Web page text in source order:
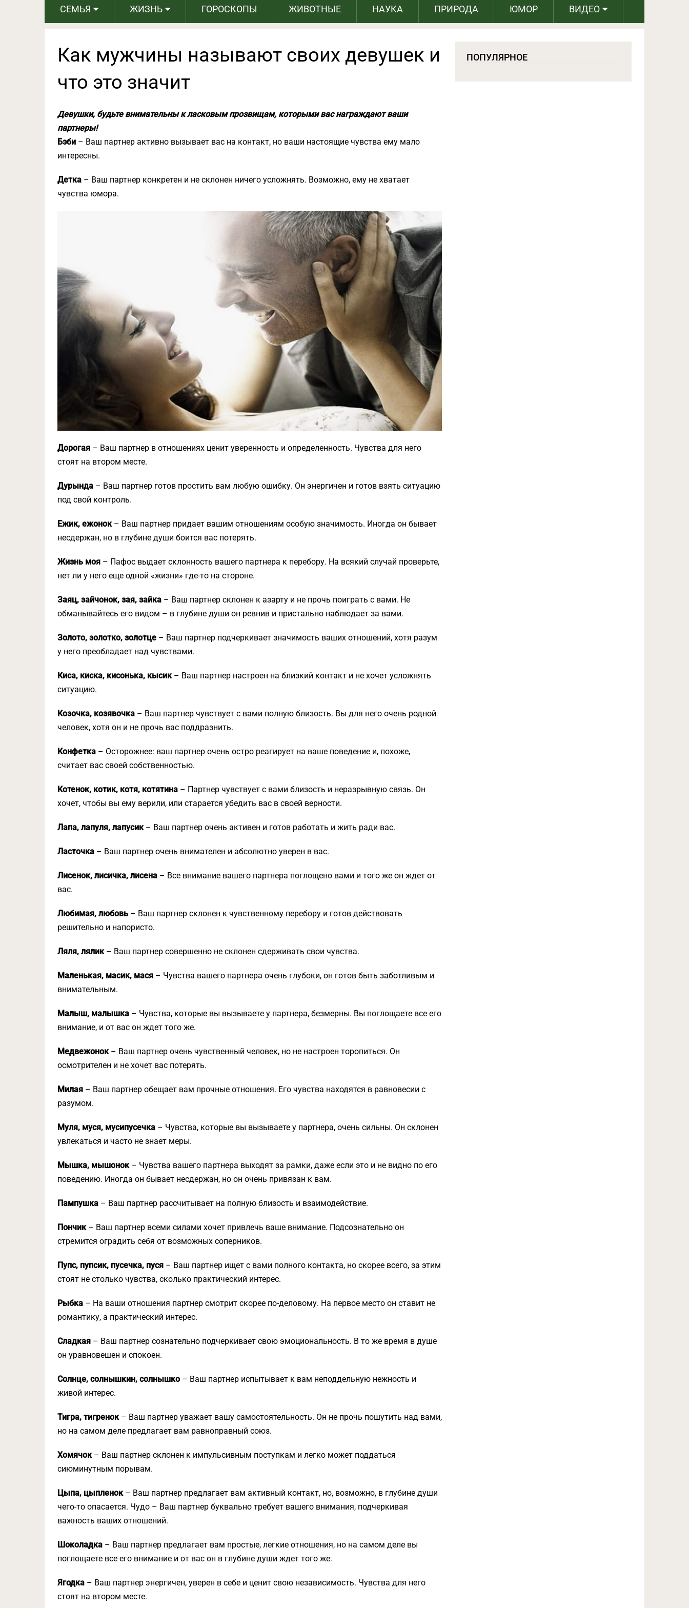
СЕМЬЯ ЖИЗНЬ ГОРОСКОПЫ ЖИВОТНЫЕ НАУКА ПРИРОДА ЮМОР ВИДЕО
Как мужчины называют своих девушек и
что это значит
Девушки, будьте внимательны к ласковым прозвищам, которыми вас награждают ваши
партнеры!
Бэби – Ваш партнер активно вызывает вас на контакт, но ваши настоящие чувства ему мало
интересны.
Детка – Ваш партнер конкретен и не склонен ничего усложнять. Возможно, ему не хватает
чувства юмора.
Дорогая – Ваш партнер в отношениях ценит уверенность и определенность. Чувства для него
стоят на втором месте.
Дурында – Ваш партнер готов простить вам любую ошибку. Он энергичен и готов взять ситуацию
под свой контроль.
Ежик, ежонок– Ваш партнер придает вашим отношениям особую значимость. Иногда он бывает
несдержан, но в глубине души боится вас потерять.
Жизнь моя – Пафос выдает склонность вашего партнера к перебору. На всякий случай проверьте,
нет ли у него еще одной «жизни» где-то на стороне.
Заяц, зайчонок, зая, зайка – Ваш партнер склонен к азарту и не прочь поиграть с вами. Не
обманывайтесь его видом – в глубине души он ревнив и пристально наблюдает за вами.
Золото, золотко, золотце – Ваш партнер подчеркивает значимость ваших отношений, хотя разум
у него преобладает над чувствами.
Киса, киска, кисонька, кысик– Ваш партнер настроен на близкий контакт и не хочет усложнять
ситуацию.
Козочка, козявочка – Ваш партнер чувствует с вами полную близость. Вы для него очень родной
человек, хотя он и не прочь вас поддразнить.
Конфетка – Осторожнее: ваш партнер очень остро реагирует на ваше поведение и, похоже,
считает вас своей собственностью.
Котенок, котик, котя, котятина – Партнер чувствует с вами близость и неразрывную связь. Он
хочет, чтобы вы ему верили, или старается убедить вас в своей верности.
Лапа, лапуля, лапусик– Ваш партнер очень активен и готов работать и жить ради вас.
Ласточка – Ваш партнер очень внимателен и абсолютно уверен в вас.
Лисенок, лисичка, лисена – Все внимание вашего партнера поглощено вами и того же он ждет от
вас.
Любимая, любовь – Ваш партнер склонен к чувственному перебору и готов действовать
решительно и напористо.
Ляля, лялик– Ваш партнер совершенно не склонен сдерживать свои чувства.
Маленькая, масик, мася – Чувства вашего партнера очень глубоки, он готов быть заботливым и
внимательным.
Малыш, малышка – Чувства, которые вы вызываете у партнера, безмерны. Вы поглощаете все его
внимание, и от вас он ждет того же.
Медвежонок– Ваш партнер очень чувственный человек, но не настроен торопиться. Он
осмотрителен и не хочет вас потерять.
Милая – Ваш партнер обещает вам прочные отношения. Его чувства находятся в равновесии с
разумом.
Муля, муся, мусипусечка – Чувства, которые вы вызываете у партнера, очень сильны. Он склонен
увлекаться и часто не знает меры.
Мышка, мышонок– Чувства вашего партнера выходят за рамки, даже если это и не видно по его
поведению. Иногда он бывает несдержан, но он очень привязан к вам.
Пампушка – Ваш партнер рассчитывает на полную близость и взаимодействие.
Пончик– Ваш партнер всеми силами хочет привлечь ваше внимание. Подсознательно он
стремится оградить себя от возможных соперников.
Пупс, пупсик, пусечка, пуся – Ваш партнер ищет с вами полного контакта, но скорее всего, за этим
стоят не столько чувства, сколько практический интерес.
Рыбка – На ваши отношения партнер смотрит скорее по-деловому. На первое место он ставит не
романтику, а практический интерес.
Сладкая – Ваш партнер сознательно подчеркивает свою эмоциональность. В то же время в душе
он уравновешен и спокоен.
Солнце, солнышкин, солнышко– Ваш партнер испытывает к вам неподдельную нежность и
живой интерес.
Тигра, тигренок– Ваш партнер уважает вашу самостоятельность. Он не прочь пошутить над вами,
но на самом деле предлагает вам равноправный союз.
Хомячок– Ваш партнер склонен к импульсивным поступкам и легко может поддаться
сиюминутным порывам.
Цыпа, цыпленок– Ваш партнер предлагает вам активный контакт, но, возможно, в глубине души
чего-то опасается. Чудо – Ваш партнер буквально требует вашего внимания, подчеркивая
важность ваших отношений.
Шоколадка – Ваш партнер предлагает вам простые, легкие отношения, но на самом деле вы
поглощаете все его внимание и от вас он в глубине души ждет того же.
Ягодка – Ваш партнер энергичен, уверен в себе и ценит свою независимость. Чувства для него
стоят на втором месте.
ПОПУЛЯРНОЕ